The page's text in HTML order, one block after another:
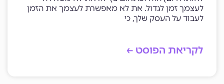
לעצמך זמן לגדול. את לא מאפשרת לעצמך את הזמן
לעבוד על העסק שלך, כי
לקריאת הפוסט ←